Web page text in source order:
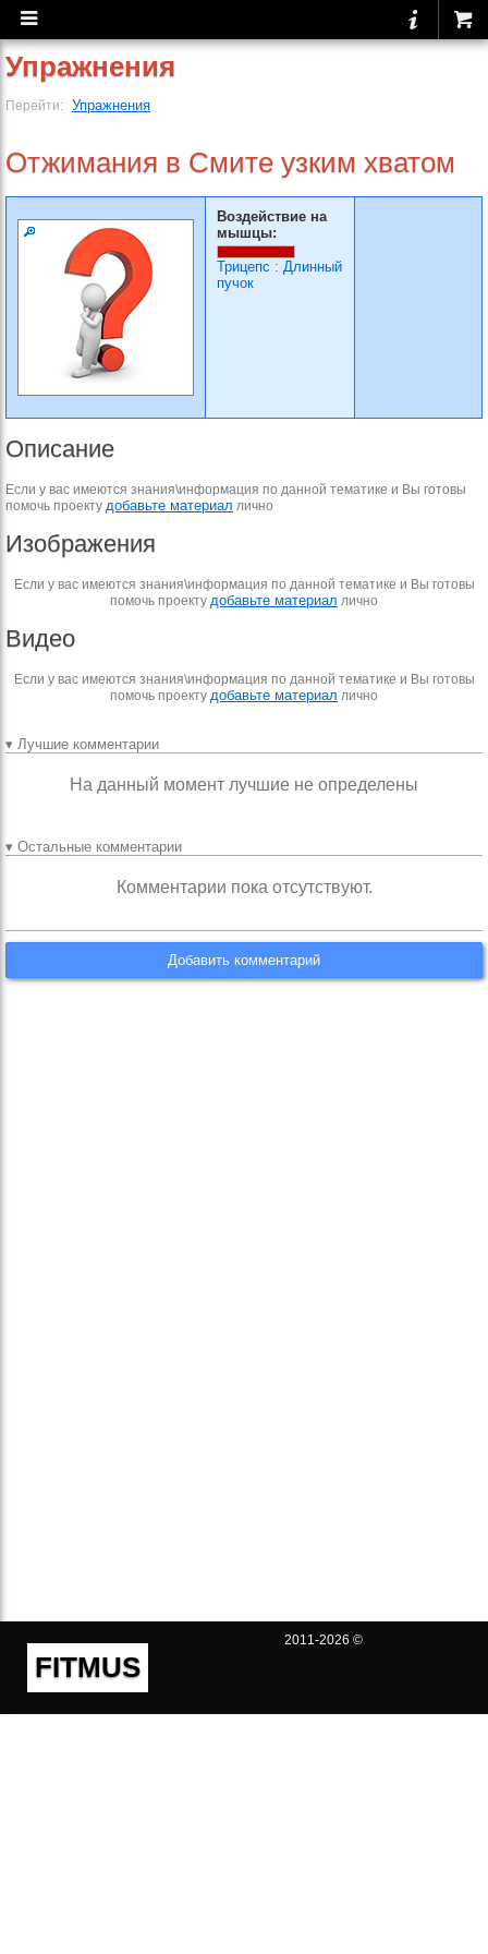
Упражнения
Перейти: Упражнения
Отжимания в Смите узким хватом
Воздействие на
мышцы:
Трицепс : Длинный
пучок
Описание
Если у вас имеются знания\информация по данной тематике и Вы готовы
помочь проекту добавьте материал лично
Изображения
Если у вас имеются знания\информация по данной тематике и Вы готовы
помочь проекту добавьте материал лично
Видео
Если у вас имеются знания\информация по данной тематике и Вы готовы
помочь проекту добавьте материал лично
▾ Лучшие комментарии
На данный момент лучшие не определены
▾ Остальные комментарии
Комментарии пока отсутствуют.
Добавить комментарий
FITMUS
2011-2026 ©